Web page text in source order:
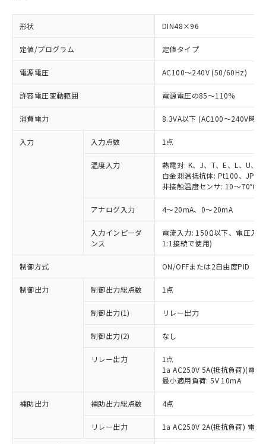
形状 DIN48×96
定値/プログラム 定値タイプ
電源電圧 AC100～240V (50/60Hz)
許容電圧変動範囲 電源電圧の85～110%
消費電力 8.3VA以下 (AC100～240V時)
入力 入力点数 1点
温度入力
熱電対: K、J、T、E、L、U、
白金測温抵抗体: Pt100、
非接触温度センサ: 10～70℃
アナログ入力 4～20mA、0～20mA
入力インピーダ
ンス
電流入力: 150Ω以下、電圧入
1:1接続で使用)
制御方式 ON/OFFまたは2自由度PID（
制御出力 制御出力総点数 1点
制御出力(1) リレー出力
制御出力(2) なし
リレー出力
1点
1a AC250V 5A(抵抗負荷)(電気
最小適用負荷: 5V 10mA
補助出力 補助出力総点数 4点
リレー出力 1a AC250V 2A(抵抗負荷) 電